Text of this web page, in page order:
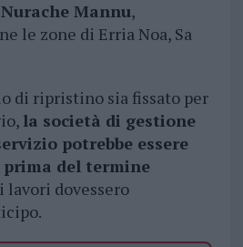
Nurache Mannu,
le zone di Erria Noa, Sa
di ripristino sia fissato per
la società di gestione
potrebbe essere
del termine
lavori dovessero